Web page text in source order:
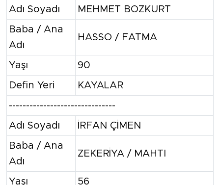
Adı Soyadı MEHMET BOZKURT
Baba / Ana
Adı
HASSO / FATMA
Yaşı 90
Defin Yeri KAYALAR
-------------------------------
Adı Soyadı İRFAN ÇİMEN
Baba / Ana
Adı
ZEKERİYA / MAHTI
Yaşı 56